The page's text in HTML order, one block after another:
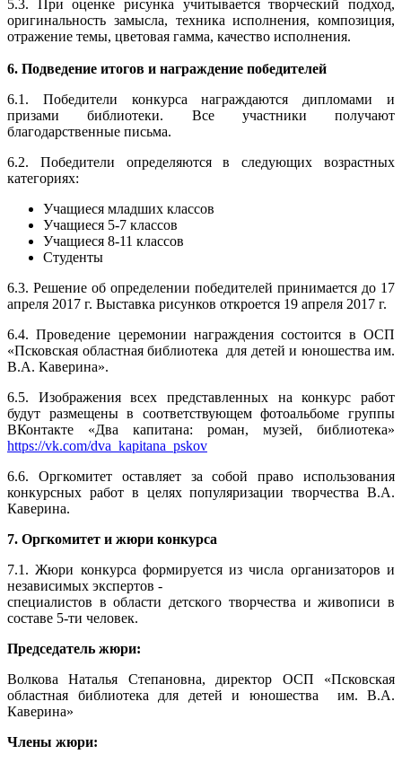
5.3. При оценке рисунка учитывается творческий подход,
оригинальность замысла, техника исполнения, композиция,
отражение темы, цветовая гамма, качество исполнения.
6. Подведение итогов и награждение победителей
6.1. Победители конкурса награждаются дипломами и
призами библиотеки. Все участники получают
благодарственные письма.
6.2. Победители определяются в следующих возрастных
категориях:
Учащиеся младших классов
Учащиеся 5-7 классов
Учащиеся 8-11 классов
Студенты
6.3. Решение об определении победителей принимается до 17
апреля 2017 г. Выставка рисунков откроется 19 апреля 2017 г.
6.4. Проведение церемонии награждения состоится в ОСП
«Псковская областная библиотека для детей и юношества им.
В.А. Каверина».
6.5. Изображения всех представленных на конкурс работ
будут размещены в соответствующем фотоальбоме группы
ВКонтакте «Два капитана: роман, музей, библиотека»
https://vk.com/dva_kapitana_pskov
6.6. Оргкомитет оставляет за собой право использования
конкурсных работ в целях популяризации творчества В.А.
Каверина.
7. Оргкомитет и жюри конкурса
7.1. Жюри конкурса формируется из числа организаторов и
независимых экспертов -
специалистов в области детского творчества и живописи в
составе 5-ти человек.
Председатель жюри:
Волкова Наталья Степановна, директор ОСП «Псковская
областная библиотека для детей и юношества им. В.А.
Каверина»
Члены жюри: